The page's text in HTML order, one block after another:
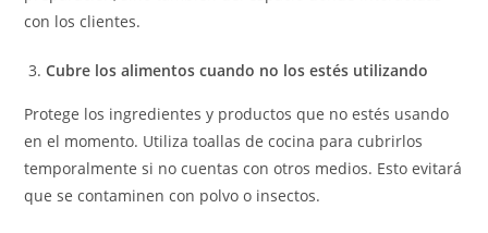
con los clientes.
Cubre los alimentos cuando no los estés utilizando
Protege los ingredientes y productos que no estés usando
en el momento. Utiliza toallas de cocina para cubrirlos
temporalmente si no cuentas con otros medios. Esto evitará
que se contaminen con polvo o insectos.